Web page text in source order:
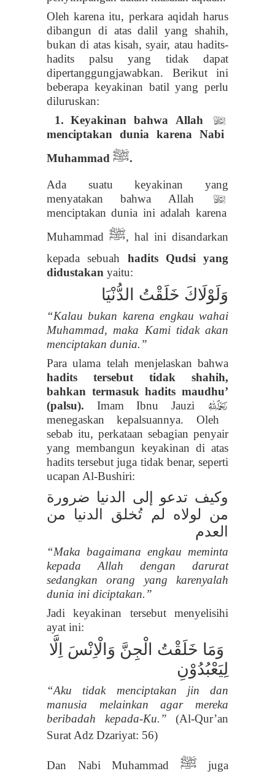
Oleh karena itu, perkara aqidah harus
dibangun di atas dalil yang shahih,
bukan di atas kisah, syair, atau hadits-
hadits palsu yang tidak dapat
dipertanggungjawabkan. Berikut ini
beberapa keyakinan batil yang perlu
diluruskan:
1. Keyakinan bahwa Allah l
menciptakan dunia karena Nabi
Muhammad ﷺ.
Ada suatu keyakinan yang
menyatakan bahwa Allah
l
menciptakan dunia ini adalah karena
Muhammad ﷺ, hal ini disandarkan
kepada sebuah hadits Qudsi yang
didustakan yaitu:
وَلَوْلَاكَ خَلَقْتُ الدُّنْيَا
“Kalau bukan karena engkau wahai
Muhammad, maka Kami tidak akan
menciptakan dunia.”
Para ulama telah menjelaskan bahwa
hadits tersebut tidak shahih,
bahkan termasuk hadits maudhu’
(palsu). Imam Ibnu Jauzi t
menegaskan kepalsuannya. Oleh
sebab itu, perkataan sebagian penyair
yang membangun keyakinan di atas
hadits tersebut juga tidak benar, seperti
ucapan Al-Bushiri:
وكيف تدعو إلى الدنيا ضرورة
من لولاه لم تُخلق الدنيا من
العدم
“Maka bagaimana engkau meminta
kepada Allah dengan darurat
sedangkan orang yang karenyalah
dunia ini diciptakan.”
Jadi keyakinan tersebut menyelisihi
ayat ini:
وَمَا خَلَقْتُ الْجِنَّ وَالْاِنْسَ اِلَّا
لِيَعْبُدُوْنِ
“Aku tidak menciptakan jin dan
manusia melainkan agar mereka
beribadah kepada-Ku.” (Al-Qur’an
Surat Adz Dzariyat: 56)
Dan Nabi Muhammad ﷺ
juga